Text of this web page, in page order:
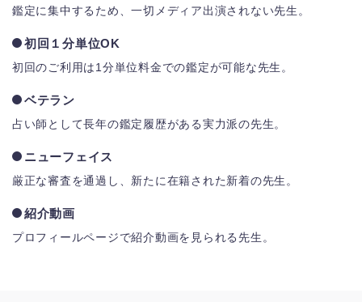
鑑定に集中するため、一切メディア出演されない先生。
初回１分単位OK
初回のご利用は1分単位料金での鑑定が可能な先生。
ベテラン
占い師として長年の鑑定履歴がある実力派の先生。
ニューフェイス
厳正な審査を通過し、新たに在籍された新着の先生。
紹介動画
プロフィールページで紹介動画を見られる先生。